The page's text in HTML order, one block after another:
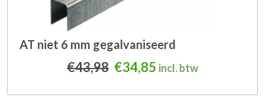
AT niet 6 mm gegalvaniseerd
€43,98 Oorspronkelijke prijs
€34,85 Huidige prijs is:
incl. btw